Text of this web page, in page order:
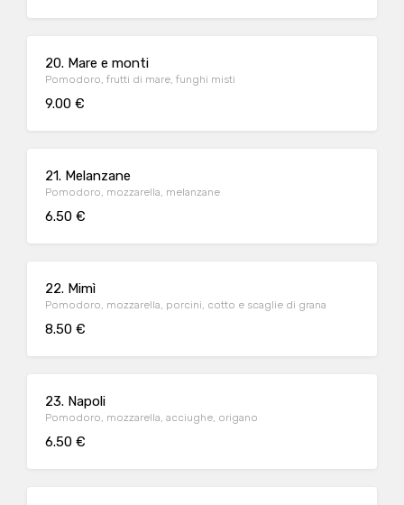
20. Mare e monti
Pomodoro, frutti di mare, funghi misti
9.00 €
21. Melanzane
Pomodoro, mozzarella, melanzane
6.50 €
22. Mimì
Pomodoro, mozzarella, porcini, cotto e scaglie di grana
8.50 €
23. Napoli
Pomodoro, mozzarella, acciughe, origano
6.50 €